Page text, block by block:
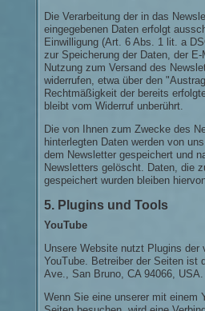
Die Verarbeitung der in das
eingegebenen Daten erfolgt
Einwilligung (Art. 6 Abs. 1 lit. a
zur Speicherung der Daten, der
Nutzung zum Versand des
widerrufen, etwa über den
Rechtmäßigkeit der bereits
bleibt vom Widerruf unberührt.
Die von Ihnen zum Zwecke des
hinterlegten Daten werden von
dem Newsletter gespeichert und
Newsletters gelöscht. Daten, die
gespeichert wurden bleiben
5. Plugins und Tools
YouTube
Unsere Website nutzt Plugins der
YouTube. Betreiber der Seiten ist
Ave., San Bruno, CA 94066, USA.
Wenn Sie eine unserer mit einem